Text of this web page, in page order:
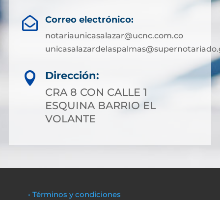
 Correo electrónico:
notariaunicasalazar@ucnc.com.co

Dirección:
CRA 8 CON CALLE 1
ESQUINA BARRIO EL
VOLANTE
• Términos y condiciones